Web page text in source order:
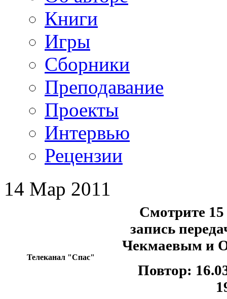
Книги
Игры
Сборники
Преподавание
Проекты
Интервью
Рецензии
14 Мар 2011
Телеканал "Спас"
Смотрите
запись
Чекмаевым и
Повтор: